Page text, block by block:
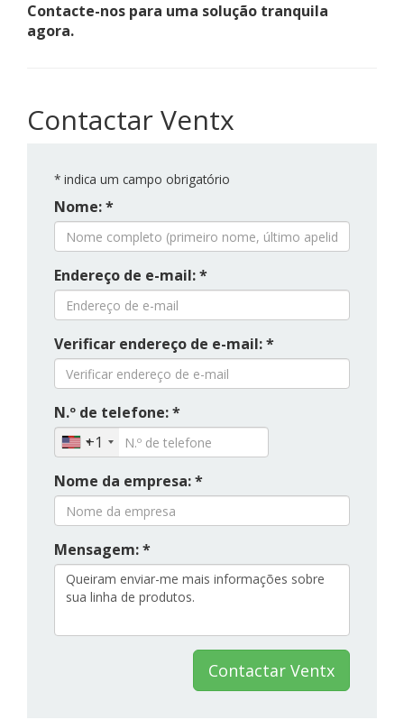
Contacte-nos para uma solução tranquila
agora.
Contactar Ventx
* indica um campo obrigatório
Nome: *
Endereço de e-mail: *
Verificar endereço de e-mail: *
N.º de telefone: *
+1
Nome da empresa: *
Mensagem: *
Contactar Ventx